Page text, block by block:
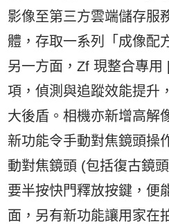
影像至第三方雲端儲存服
體，存取一系列「成像配
另一方面，Zf 現整合專用
項，偵測與追蹤效能提升
大後盾。相機亦新增高解
新功能令手動對焦鏡頭操
動對焦鏡頭 (包括復古鏡
要半按快門釋放按鍵，便
面，另有新功能讓用家在